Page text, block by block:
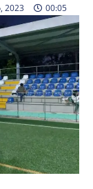
2023 00:05